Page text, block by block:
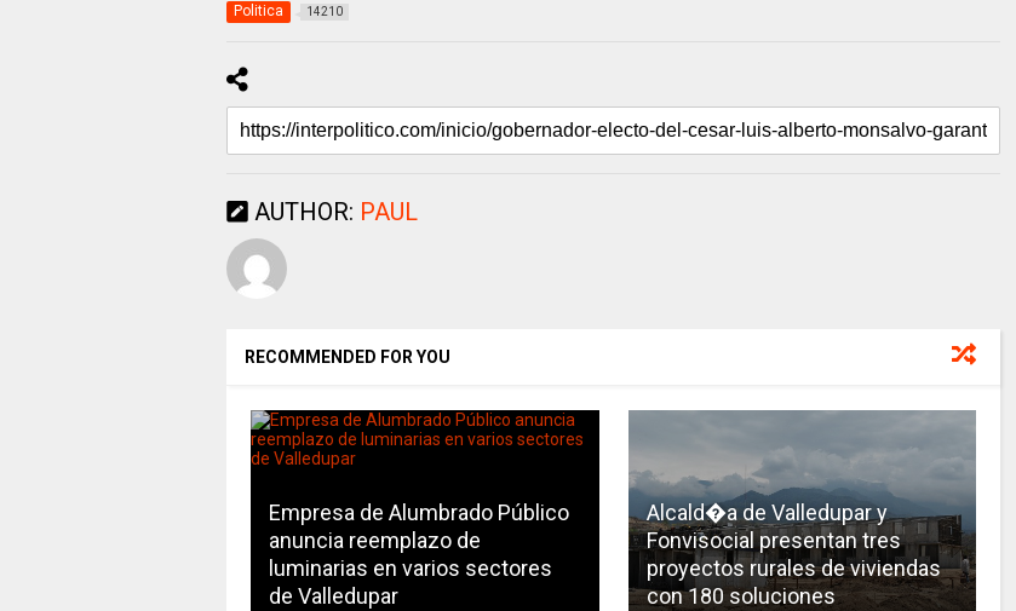
Politica 14210
AUTHOR: PAUL
RECOMMENDED FOR YOU
Empresa de Alumbrado Público
anuncia reemplazo de
luminarias en varios sectores
de Valledupar
Alcald�a de Valledupar y
Fonvisocial presentan tres
proyectos rurales de viviendas
con 180 soluciones